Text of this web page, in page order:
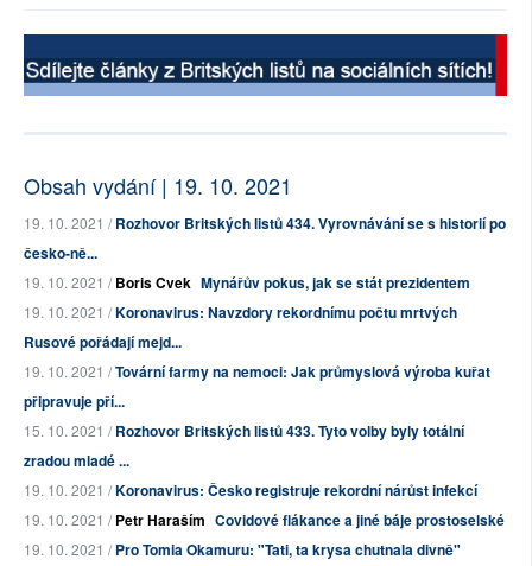
Obsah vydání | 19. 10. 2021
19. 10. 2021 /Rozhovor Britských listů 434. Vyrovnávání se s historií po
česko-ně...
19. 10. 2021 /Boris Cvek Mynářův pokus, jak se stát prezidentem
19. 10. 2021 /Koronavirus: Navzdory rekordnímu počtu mrtvých
Rusové pořádají mejd...
19. 10. 2021 /Tovární farmy na nemoci: Jak průmyslová výroba kuřat
připravuje pří...
15. 10. 2021 /Rozhovor Britských listů 433. Tyto volby byly totální
zradou mladé ...
19. 10. 2021 /Koronavirus: Česko registruje rekordní nárůst infekcí
19. 10. 2021 /Petr Haraším Covidové flákance a jiné báje prostoselské
19. 10. 2021 /Pro Tomia Okamuru: "Tati, ta krysa chutnala divně"